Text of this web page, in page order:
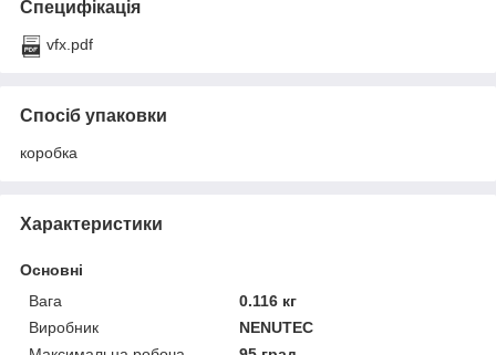
Специфікація
vfx.pdf
Спосіб упаковки
коробка
Характеристики
Основні
Вага
0.116 кг
Виробник
NENUTEC